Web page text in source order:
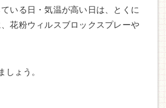
いる日・気温が高い日は、とくに
花粉ウィルスブロックスプレーや
ょう。